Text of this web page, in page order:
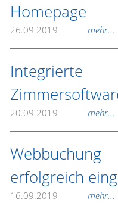
Homepage
26.09.2019 mehr...
20.09.2019 mehr...
erfolgreich
16.09.2019 mehr...